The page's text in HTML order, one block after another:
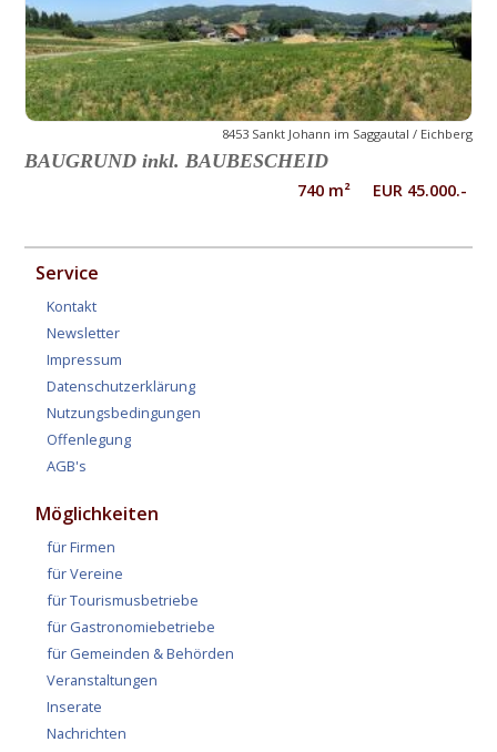
8453 Sankt Johann im Saggautal / Eichberg
BAUGRUND inkl. BAUBESCHEID
740 m² EUR 45.000.-
Service
Kontakt
Newsletter
Impressum
Datenschutzerklärung
Nutzungsbedingungen
Offenlegung
AGB's
Möglichkeiten
für Firmen
für Vereine
für Tourismusbetriebe
für Gastronomiebetriebe
für Gemeinden & Behörden
Veranstaltungen
Inserate
Nachrichten